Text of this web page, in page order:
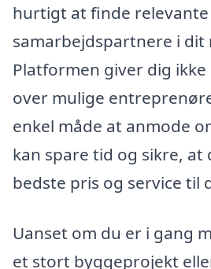
hurtigt at finde relevante
samarbejdspartnere i
Platformen giver dig
over mulige
enkel måde at anmode
kan spare tid og sikre, at
bedste pris og service til
Uanset om du er i gang
et stort byggeprojekt